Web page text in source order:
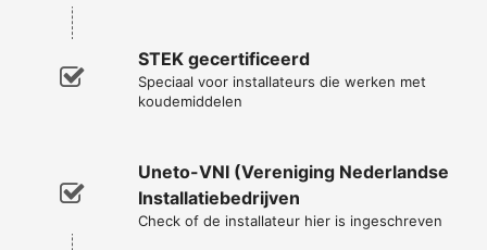
STEK gecertificeerd
Speciaal voor installateurs die werken met
koudemiddelen
Uneto-VNI (Vereniging Nederlandse
Installatiebedrijven
Check of de installateur hier is ingeschreven